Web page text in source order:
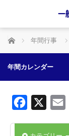
ホーム 年間行事
年間カレンダー
Facebook